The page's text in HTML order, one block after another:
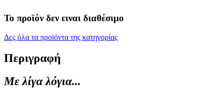
Το προϊόν δεν ειναι διαθέσιμο
Δες όλα τα προϊόντα της κατηγορίας
Περιγραφή
Με λίγα λόγια...